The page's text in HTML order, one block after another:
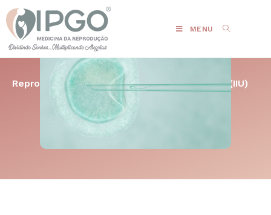
MENU
Reprodução Humana Inseminação Intrauterina (IIU)